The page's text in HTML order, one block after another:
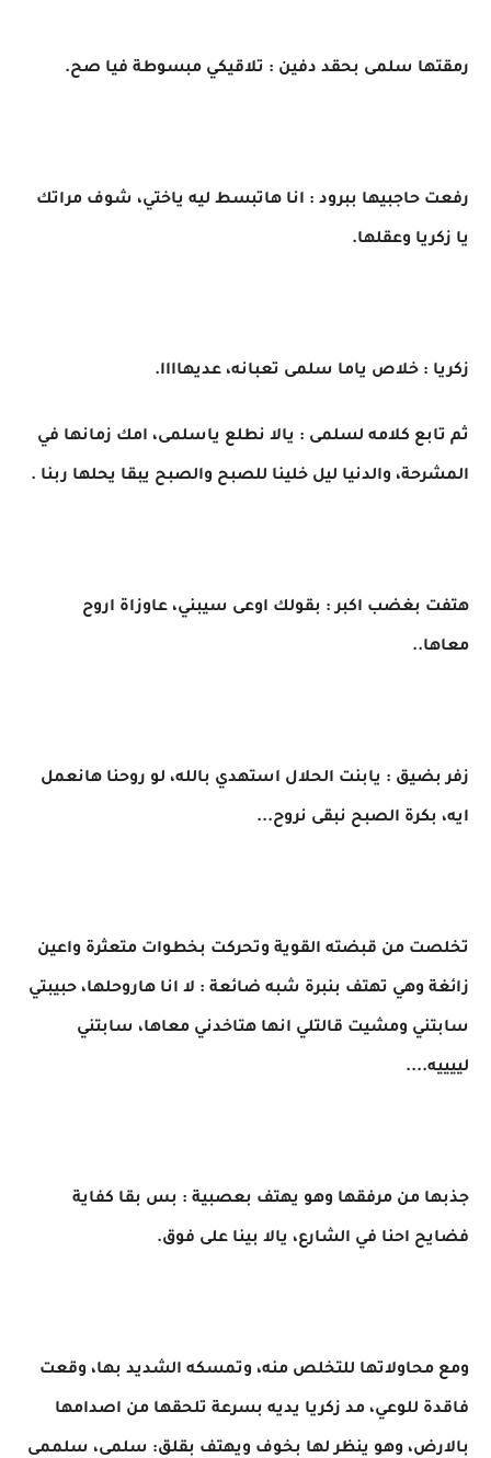
رمقتها سلمى بحقد دفين : تلاقيكي مبسوطة فيا صح.
رفعت حاجبيها ببرود : انا هاتبسط ليه ياختي، شوف مراتك
يا زكريا وعقلها.
زكريا : خلاص ياما سلمى تعبانه، عديهاااا.
ثم تابع كلامه لسلمى : يالا نطلع ياسلمى، امك زمانها في
المشرحة، والدنيا ليل خلينا للصبح والصبح يبقا يحلها ربنا .
هتفت بغضب اكبر : بقولك اوعى سيبني، عاوزاة اروح
معاها..
زفر بضيق : يابنت الحلال استهدي بالله، لو روحنا هانعمل
ايه، بكرة الصبح نبقى نروح...
تخلصت من قبضته القوية وتحركت بخطوات متعثرة واعين
زائغة وهي تهتف بنبرة شبه ضائعة : لا انا هاروحلها، حبيبتي
سابتني ومشيت قالتلي انها هتاخدني معاها، سابتني
لييييه....
جذبها من مرفقها وهو يهتف بعصبية : بس بقا كفاية
فضايح احنا في الشارع، يالا بينا على فوق.
ومع محاولاتها للتخلص منه، وتمسكه الشديد بها، وقعت
فاقدة للوعي، مد زكريا يديه بسرعة تلحقها من اصدامها
بالارض، وهو ينظر لها بخوف ويهتف بقلق: سلمى، سلممى